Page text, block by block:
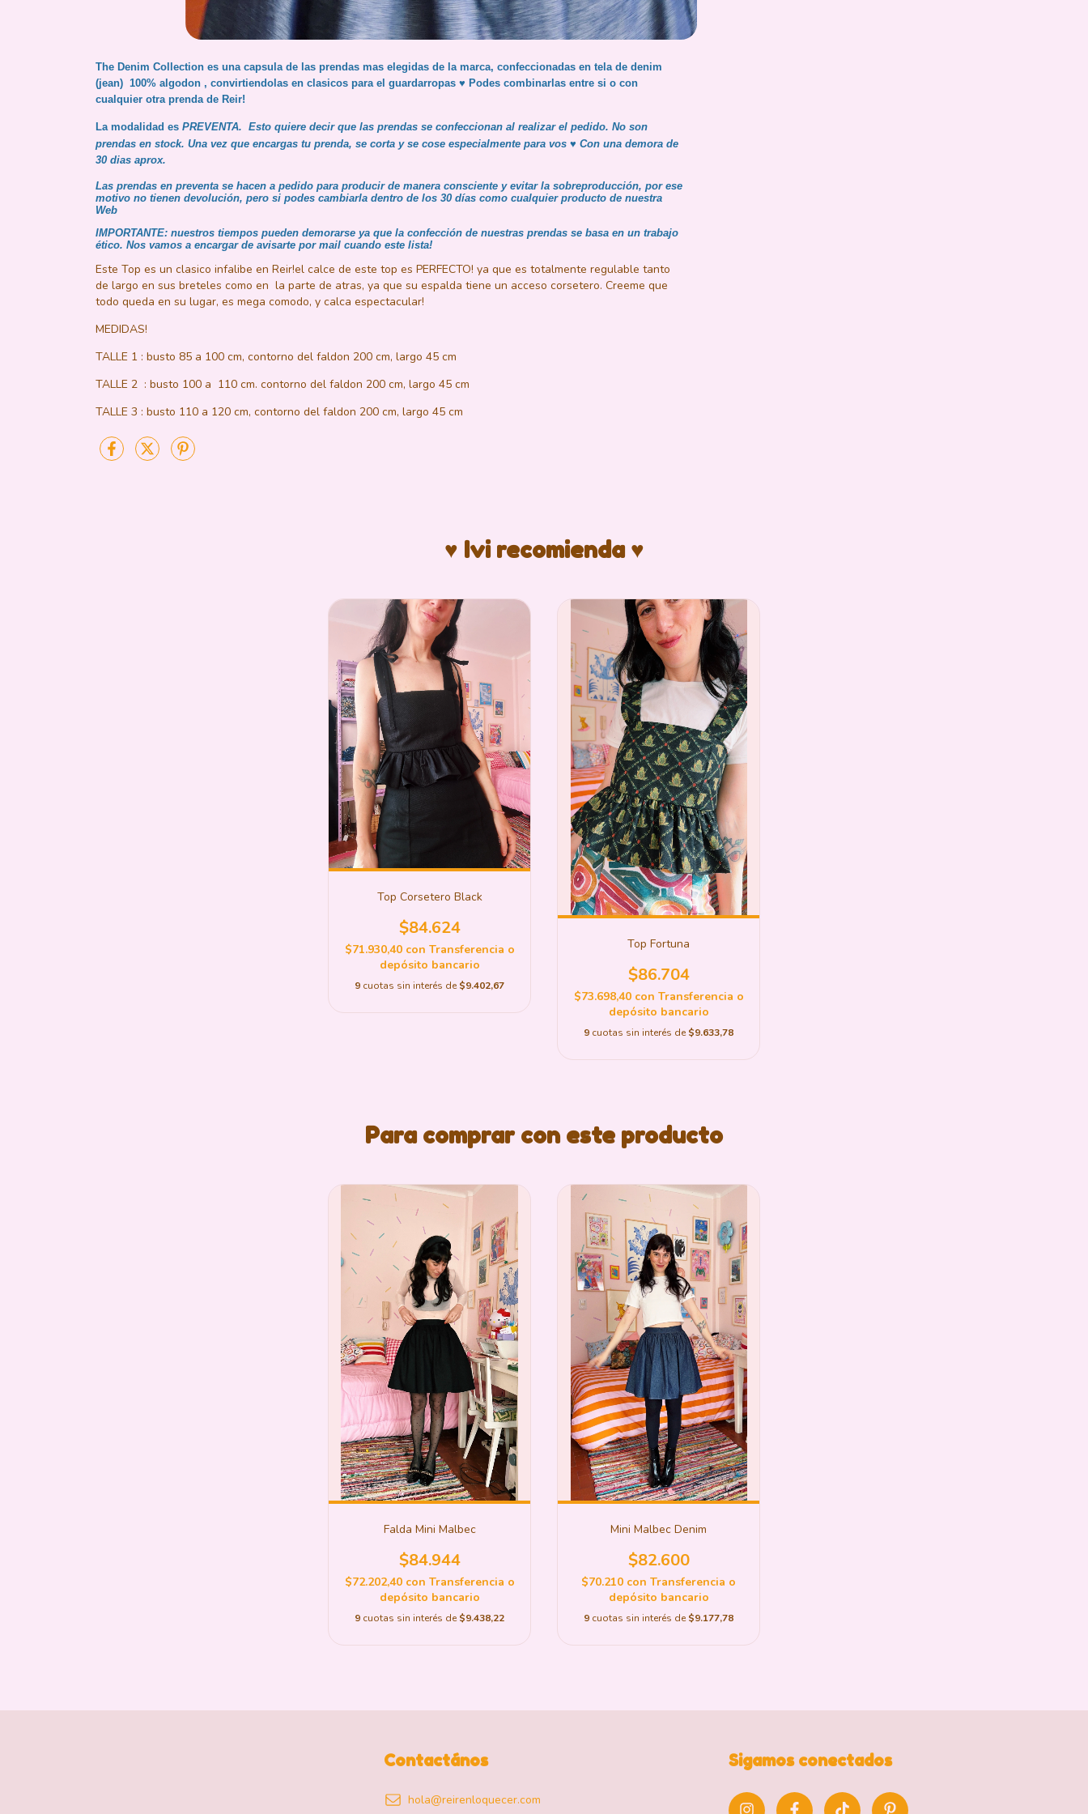
The Denim Collection es una capsula de las prendas mas elegidas de la marca, confeccionadas en tela de denim
(jean) 100% algodon , convirtiendolas en clasicos para el guardarropas ♥ Podes combinarlas entre si o con
cualquier otra prenda de Reir!
La modalidad es PREVENTA. Esto quiere decir que las prendas se confeccionan al realizar el pedido. No son
prendas en stock. Una vez que encargas tu prenda, se corta y se cose especialmente para vos ♥ Con una demora de
30 dias aprox.
Las prendas en preventa se hacen a pedido para producir de manera consciente y evitar la sobreproducción, por ese
motivo no tienen devolución, pero si podes cambiarla dentro de los 30 días como cualquier producto de nuestra
Web
IMPORTANTE: nuestros tiempos pueden demorarse ya que la confección de nuestras prendas se basa en un trabajo
ético. Nos vamos a encargar de avisarte por mail cuando este lista!
Este Top es un clasico infalibe en Reir!el calce de este top es PERFECTO! ya que es totalmente regulable tanto
de largo en sus breteles como en la parte de atras, ya que su espalda tiene un acceso corsetero. Creeme que
todo queda en su lugar, es mega comodo, y calca espectacular!
MEDIDAS!
TALLE 1 : busto 85 a 100 cm, contorno del faldon 200 cm, largo 45 cm
TALLE 2 : busto 100 a 110 cm. contorno del faldon 200 cm, largo 45 cm
TALLE 3 : busto 110 a 120 cm, contorno del faldon 200 cm, largo 45 cm
♥ Ivi recomienda ♥
Top Corsetero Black
$84.624
$71.930,40 con Transferencia o
depósito bancario
9 cuotas sin interés de$9.402,67
Top Fortuna
$86.704
$73.698,40 con Transferencia o
depósito bancario
9 cuotas sin interés de$9.633,78
Para comprar con este producto
Falda Mini Malbec
$84.944
$72.202,40 con Transferencia o
depósito bancario
9 cuotas sin interés de$9.438,22
Mini Malbec Denim
$82.600
$70.210 con Transferencia o
depósito bancario
9 cuotas sin interés de$9.177,78
Contactános
hola@reirenloquecer.com
Sigamos conectados